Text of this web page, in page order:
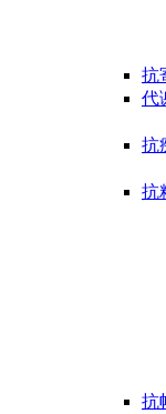
抗
代
抗
抗
抗